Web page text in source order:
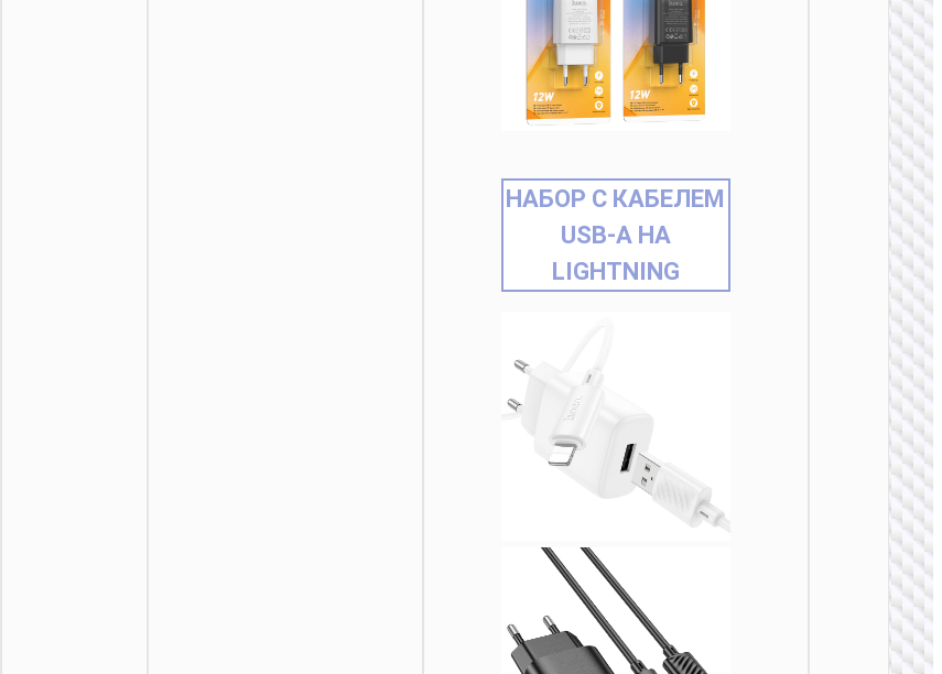
НАБОР С КАБЕЛЕМ
USB-A НА
LIGHTNING